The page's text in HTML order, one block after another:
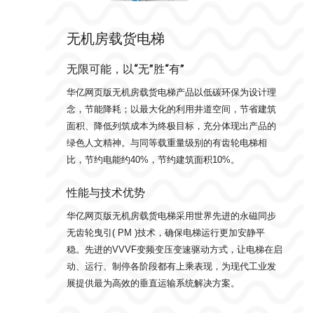
无机房载货电梯
无限可能，以“无”胜“有”
华亿网页版无机房载货电梯产品以低碳环保为设计理
念，节能降耗；以最大化的利用井道空间，节省建筑
面积、降低列筑成本为终极目标，充分体现出产品的
绿色人文精神。与同等载重量级别的有齿轮电梯相
比，节约电能约40%，节约建筑面积10%。
性能与技术优势
华亿网页版无机房载货电梯采用世界先进的永磁同步
无齿轮曳引( PM )技术，确保电梯运行更加安静平
稳。先进的VVVF变频变压变速驱动方式，让电梯在启
动、运行、制停各阶段都有上乘表现，为现代工业发
展提供最为高效的垂直运输系统解决方案。